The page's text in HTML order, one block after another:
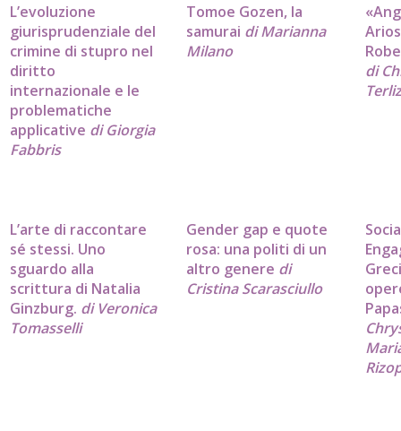
L’evoluzione
giurisprudenziale del
crimine di stupro nel
diritto
internazionale e le
problematiche
applicative di Giorgia
Fabbris
Tomoe Gozen, la
samurai di Marianna
Milano
di
L’arte di raccontare
sé stessi. Uno
sguardo alla
scrittura di Natalia
Ginzburg. di Veronica
Tomasselli
Gender gap e quote
rosa: una politi di un
altro genere di
Cristina Scarasciullo